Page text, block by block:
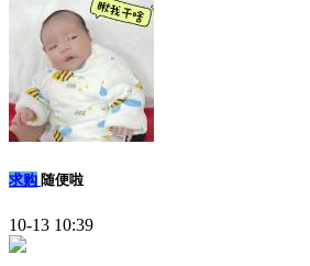
求购 随便啦
10-13 10:39